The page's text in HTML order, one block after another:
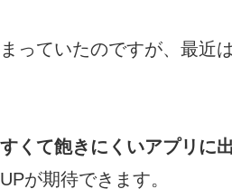
っていたのですが、最近
くて飽きにくいアプリに
が期待できます。